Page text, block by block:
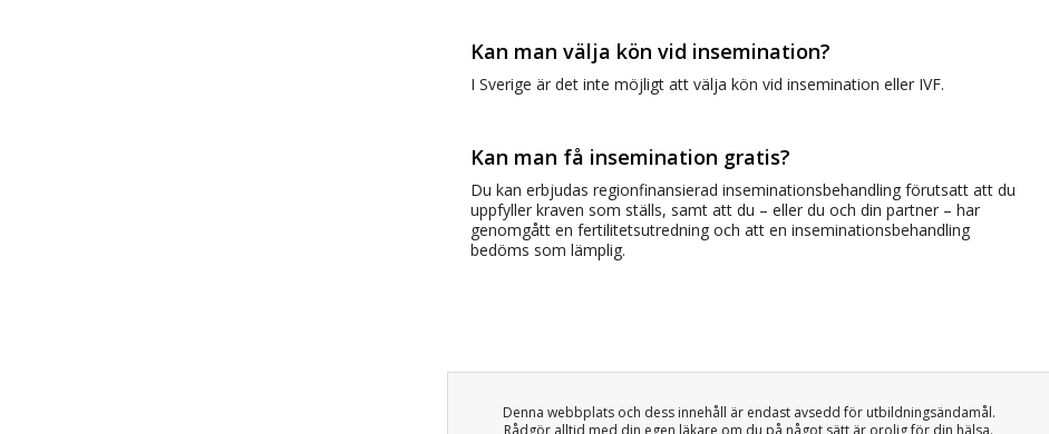
Kan man välja kön vid insemination?
I Sverige är det inte möjligt att välja kön vid insemination eller IVF.
Kan man få insemination gratis?
Du kan erbjudas regionfinansierad inseminationsbehandling förutsatt att du
uppfyller kraven som ställs, samt att du – eller du och din partner – har
genomgått en fertilitetsutredning och att en inseminationsbehandling
bedöms som lämplig.
Denna webbplats och dess innehåll är endast avsedd för utbildningsändamål.
Rådgör alltid med din egen läkare om du på något sätt är orolig för din hälsa.